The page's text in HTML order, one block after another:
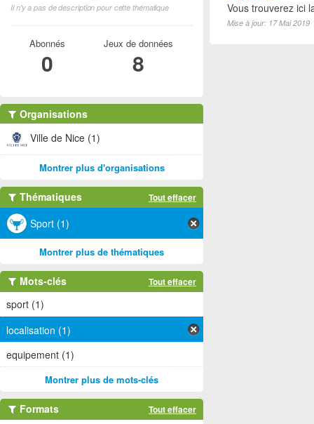
Vous trouverez ici
Mise à jour: 17 Mai 2019
Il n'y a pas de description pour cette thématique
Abonnés
0
Jeux de données
8
Organisations
Ville de Nice (1)
Montrer plus d'organisations
Thématiques Tout effacer
Sport (1)
Montrer plus de thématiques
Mots-clés Tout effacer
sport (1)
localisation (1)
equipement (1)
Montrer plus de mots-clés
Formats Tout effacer